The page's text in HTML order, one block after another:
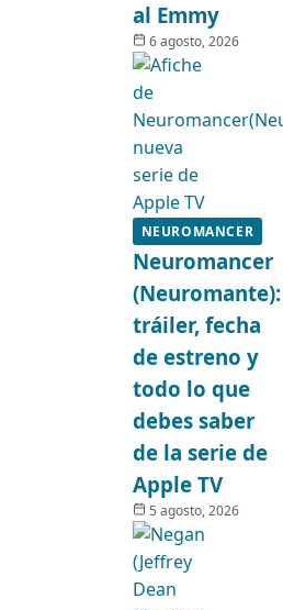
al Emmy
6 agosto, 2026
NEUROMANCER
Neuromancer
(Neuromante):
tráiler, fecha
de estreno y
todo lo que
debes saber
de la serie de
Apple TV
5 agosto, 2026